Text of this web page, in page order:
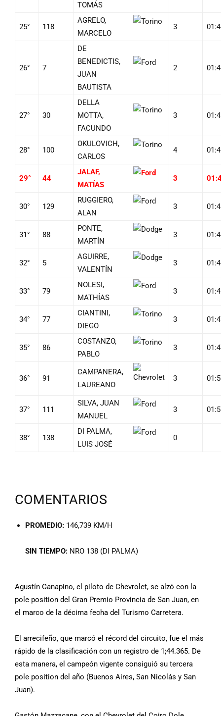
TOMÁS
25° 118
AGRELO,
MARCELO
3
26° 7
DE
BENEDICTIS,
JUAN
BAUTISTA
2
27° 30
DELLA
MOTTA,
FACUNDO
3
28° 100
OKULOVICH,
CARLOS
4
29° 44
JALAF,
MATÍAS
3
30° 129
RUGGIERO,
ALAN
3
31° 88
PONTE,
MARTÍN
3
32° 5
AGUIRRE,
VALENTÍN
3
33° 79
NOLESI,
MATHÍAS
3
34° 77
CIANTINI,
DIEGO
3
35° 86
COSTANZO,
PABLO
3
36° 91
CAMPANERA,
LAUREANO
3
37° 111
SILVA, JUAN
MANUEL
3
38° 138
DI PALMA,
LUIS JOSÉ
0
COMENTARIOS
PROMEDIO: 146,739 KM/H
SIN TIEMPO: NRO 138 (DI PALMA)
Agustín Canapino, el piloto de Chevrolet, se alzó con la
pole position del Gran Premio Provincia de San Juan, en
el marco de la décima fecha del Turismo Carretera.
El arrecifeño, que marcó el récord del circuito, fue el más
rápido de la clasificación con un registro de 1;44.365. De
esta manera, el campeón vigente consiguió su tercera
pole position del año (Buenos Aires, San Nicolás y San
Juan).